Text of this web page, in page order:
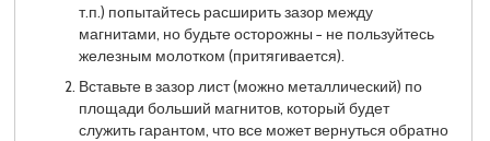
т.п.) попытайтесь расширить зазор между
магнитами, но будьте осторожны − не пользуйтесь
железным молотком (притягивается).
Вставьте в зазор лист (можно металлический) по
площади больший магнитов, который будет
служить гарантом, что все может вернуться обратно